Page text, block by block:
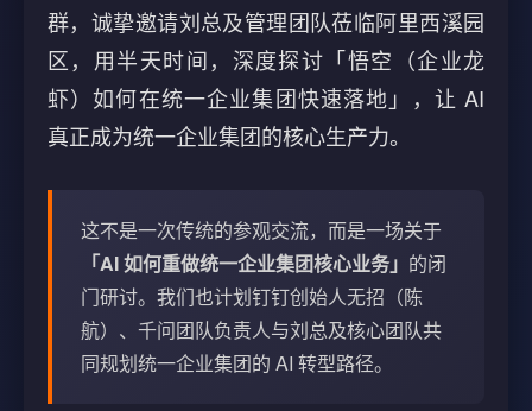
群，诚挚邀请刘总及管理团队莅临阿里西溪园
区，用半天时间，深度探讨「悟空（企业龙
虾）如何在统一企业集团快速落地」，让 AI
真正成为统一企业集团的核心生产力。
这不是一次传统的参观交流，而是一场关于
「AI 如何重做统一企业集团核心业务」 的闭
门研讨。我们也计划钉钉创始人无招（陈
航）、千问团队负责人与刘总及核心团队共
同规划统一企业集团的 AI 转型路径。